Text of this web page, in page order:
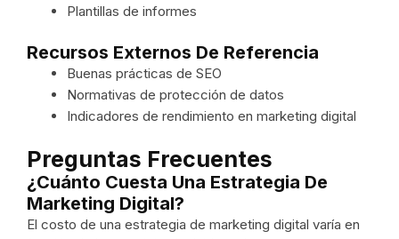
Plantillas de informes
Recursos Externos De Referencia
Buenas prácticas de SEO
Normativas de protección de datos
Indicadores de rendimiento en marketing digital
Preguntas Frecuentes
¿Cuánto Cuesta Una Estrategia De
Marketing Digital?
El costo de una estrategia de marketing digital varía en